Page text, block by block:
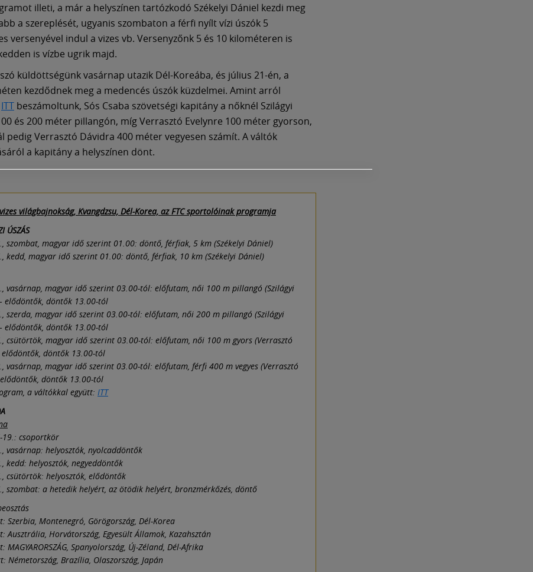
illeti, a már a helyszínen tartózkodó Székelyi Dániel kezdi meg
a szereplését, ugyanis szombaton a férfi nyílt vízi úszók 5
versenyével indul a vizes vb. Versenyzőnk 5 és 10 kilométeren is
is vízbe ugrik majd.
küldöttségünk vasárnap utazik Dél-Koreába, és július 21-én, a
kezdődnek meg a medencés úszók küzdelmei. Amint arról
ITTbeszámoltunk, Sós Csaba szövetségi kapitány a nőknél Szilágyi
és 200 méter pillangón, míg Verrasztó Evelynre 100 méter gyorson,
pedig Verrasztó Dávidra 400 méter vegyesen számít. A váltók
a kapitány a helyszínen dönt.
világbajnokság, Kvangdzsu, Dél-Korea, az FTC sportolóinak programja
ÚSZÁS
szombat, magyar idő szerint 01.00: döntő, férfiak, 5 km (Székelyi Dániel)
kedd, magyar idő szerint 01.00: döntő, férfiak, 10 km (Székelyi Dániel)
vasárnap, magyar idő szerint 03.00-tól: előfutam, női 100 m pillangó (Szilágyi
elődöntők, döntők 13.00-tól
szerda, magyar idő szerint 03.00-tól: előfutam, női 200 m pillangó (Szilágyi
elődöntők, döntők 13.00-tól
csütörtök, magyar idő szerint 03.00-tól: előfutam, női 100 m gyors (Verrasztó
elődöntők, döntők 13.00-tól
vasárnap, magyar idő szerint 03.00-tól: előfutam, férfi 400 m vegyes (Verrasztó
döntők 13.00-tól
a váltókkal együtt: ITT
19.: csoportkör
vasárnap: helyosztók, nyolcaddöntők
kedd: helyosztók, negyeddöntők
csütörtök: helyosztók, elődöntők
szombat: a hetedik helyért, az ötödik helyért, bronzmérkőzés, döntő
Szerbia, Montenegró, Görögország, Dél-Korea
Ausztrália, Horvátország, Egyesült Államok, Kazahsztán
MAGYARORSZÁG, Spanyolország, Új-Zéland, Dél-Afrika
Németország, Brazília, Olaszország, Japán